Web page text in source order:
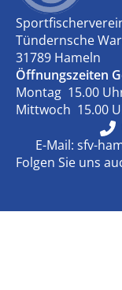
Tündernsche
31789 Hameln
Öffnungszeiten
Montag 15.00
Mittwoch 15.00
E-Mail: sfv-
Folgen Sie uns